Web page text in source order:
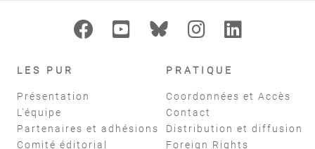
LES PUR
Présentation
L'équipe
Partenaires et adhésions
Comité éditorial
PRATIQUE
Coordonnées et Accès
Contact
Distribution et diffusion
Foreign Rights